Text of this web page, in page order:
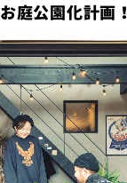
庭公園化計画！